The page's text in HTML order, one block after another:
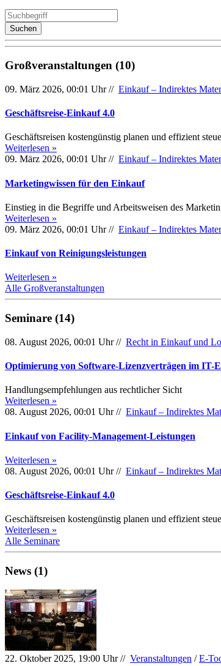
Suchen
Großveranstaltungen (10)
09. März 2026, 00:01 Uhr // Einkauf – Indirektes
Geschäftsreise-Einkauf 4.0
Geschäftsreisen kostengünstig planen und effizient
Weiterlesen »
09. März 2026, 00:01 Uhr // Einkauf – Indirektes
Marketingwissen für den Einkauf
Einstieg in die Begriffe und Arbeitsweisen des
Weiterlesen »
09. März 2026, 00:01 Uhr // Einkauf – Indirektes
Einkauf von Reinigungsleistungen
Weiterlesen »
Alle Großveranstaltungen
Seminare (14)
08. August 2026, 00:01 Uhr // Recht in Einkauf und
Optimierung von Software-Lizenzverträgen im IT-
Handlungsempfehlungen aus rechtlicher Sicht
Weiterlesen »
08. August 2026, 00:01 Uhr // Einkauf – Indirektes
Einkauf von Facility-Management-Leistungen
Weiterlesen »
08. August 2026, 00:01 Uhr // Einkauf – Indirektes
Geschäftsreise-Einkauf 4.0
Geschäftsreisen kostengünstig planen und effizient
Weiterlesen »
Alle Seminare
News (1)
22. Oktober 2025, 19:00 Uhr // Veranstaltungen /E-